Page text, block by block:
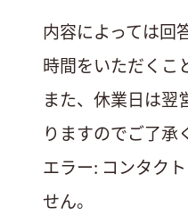
内容によっては回
時間をいただくこ
また、休業日は翌
りますのでご了承
エラー: コンタク
せん。